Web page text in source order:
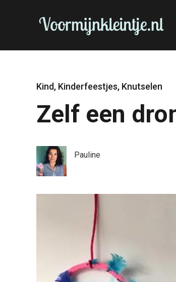
Kind, Kinderfeestjes, Knutselen
Zelf een
Pauline